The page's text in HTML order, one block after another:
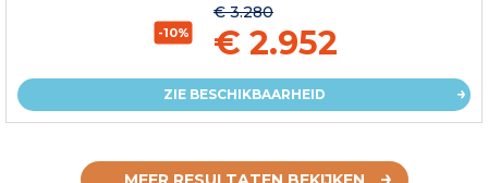
-10%
€ 3.280
€ 2.952
ZIE BESCHIKBAARHEID